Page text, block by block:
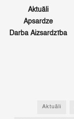
Aktuāli
Apsardze
Darba Aizsardzība
Aktuāli